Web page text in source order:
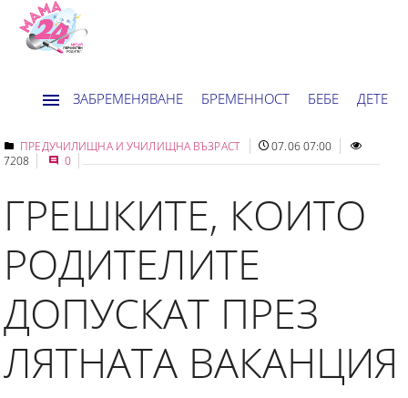
ЗАБРЕМЕНЯВАНЕ БРЕМЕННОСТ БЕБЕ ДЕТЕ
ДОМ НОВИНИ ХОРОСКОП
ПРЕДУЧИЛИЩНА И УЧИЛИЩНА ВЪЗРАСТ
07.06 07:00
7208
0
ГРЕШКИТЕ, КОИТО
РОДИТЕЛИТЕ
ДОПУСКАТ ПРЕЗ
ЛЯТНАТА ВАКАНЦИЯ